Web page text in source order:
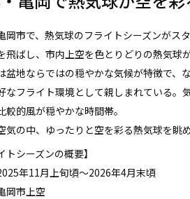
岡市で、熱気球のフライトシーズンがス
飛ばし、市内上空を色とりどりの熱気球
盆地ならではの穏やかな気候が特徴で、
なフライト環境として親しまれている
較的風が穏やかな時間帯。
気の中、ゆったりと空を彩る熱気球を眺
トシーズンの概要】
年11月上旬頃〜2026年4月末頃
岡市上空